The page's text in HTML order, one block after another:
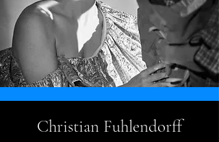
Christian Fuhlendorff